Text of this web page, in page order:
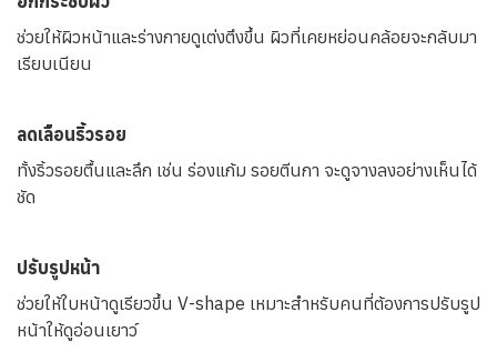
ช่วยให้ผิวหน้าและร่างกายดูเต่งตึงขึ้น ผิวที่เคยหย่อนคล้อยจะกลับมา
เรียบเนียน
ลดเลือนริ้วรอย
ทั้งริ้วรอยตื้นและลึก เช่น ร่องแก้ม รอยตีนกา จะดูจางลงอย่างเห็นได้
ชัด
ปรับรูปหน้า
ช่วยให้ใบหน้าดูเรียวขึ้น V-shape เหมาะสำหรับคนที่ต้องการปรับรูป
หน้าให้ดูอ่อนเยาว์